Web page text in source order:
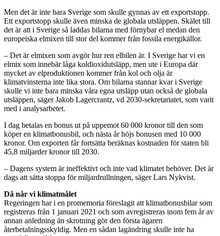
Men det är inte bara Sverige som skulle gynnas av ett exportstopp.
Ett exportstopp skulle även minska de globala utsläppen. Skälet till
det är att i Sverige så laddas bilarna med förnybar el medan den
europeiska elmixen till stor del kommer från fossila energikällor.
– Det är elmixen som avgör hur ren elbilen är. I Sverige har vi en
elmix som innebär låga koldioxidutsläpp, men ute i Europa där
mycket av elproduktionen kommer från kol och olja är
klimatvinsterna inte lika stora. Om bilarna stannar kvar i Sverige
skulle vi inte bara minska våra egna utsläpp utan också de globala
utsläppen, säger Jakob Lagercrantz, vd 2030-sekretariatet, som varit
med i analysarbetet.
I dag betalas en bonus ut på uppemot 60 000 kronor till den som
köper en klimatbonusbil, och nästa år höjs bonusen med 10 000
kronor. Om exporten får fortsätta beräknas kostnaden för staten bli
45,8 miljarder kronor till 2030.
– Dagens system är ineffektivt och inte vad klimatet behöver. Det är
dags att sätta stoppa för miljardrullningen, säger Lars Nykvist.
Då når vi klimatmålet
Regeringen har i en promemoria föreslagit att klimatbonusbilar som
registreras från 1 januari 2021 och som avregistreras inom fem år av
annan anledning än skrotning gör den första ägaren
återbetalningsskyldig. Men en sådan lagändring skulle inte ha